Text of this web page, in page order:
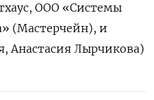
ООО «Системы
(Мастерчейн), и
Анастасия Лырчикова)